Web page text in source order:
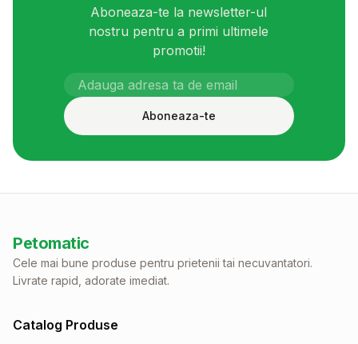
Aboneaza-te la newsletter-ul
nostru pentru a primi ultimele
promotii!
Aboneaza-te
Petomatic
Cele mai bune produse pentru prietenii tai necuvantatori.
Livrate rapid, adorate imediat.
Catalog Produse